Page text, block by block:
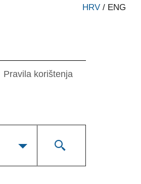
HRV / ENG
Pravila korištenja